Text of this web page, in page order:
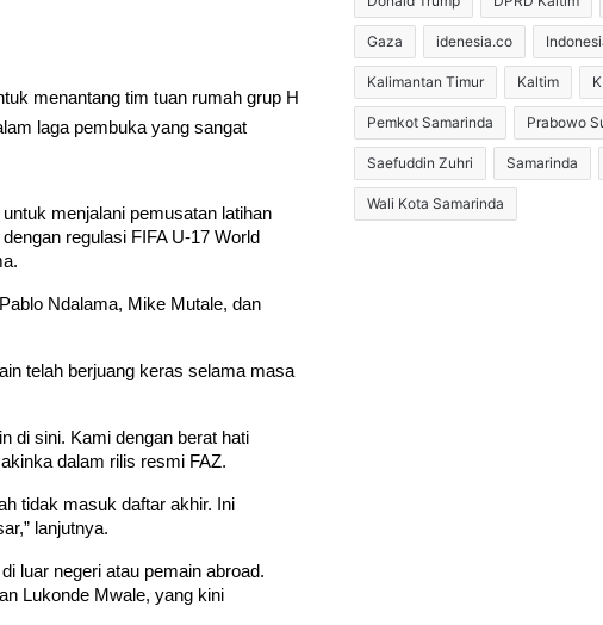
menantang tim tuan rumah grup H
laga pembuka yang sangat
menjalani pemusatan latihan
regulasi FIFA U-17 World
Ndalama, Mike Mutale, dan
telah berjuang keras selama masa
di sini. Kami dengan berat hati
dalam rilis resmi FAZ.
tidak masuk daftar akhir. Ini
lanjutnya.
luar negeri atau pemain abroad.
Lukonde Mwale, yang kini
Gaza idenesia.co
Kalimantan Timur Kaltim
Pemkot Samarinda Prabowo
Saefuddin Zuhri Samarinda
Wali Kota Samarinda